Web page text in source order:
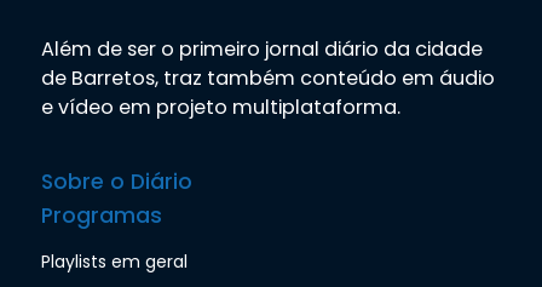
Além de ser o primeiro jornal diário da cidade
de Barretos, traz também conteúdo em áudio
e vídeo em projeto multiplataforma.
Sobre o Diário
Programas
Playlists em geral